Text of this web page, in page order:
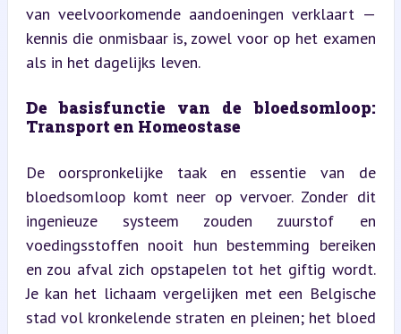
van veelvoorkomende aandoeningen verklaart —
kennis die onmisbaar is, zowel voor op het examen
als in het dagelijks leven.
De basisfunctie van de bloedsomloop:
Transport en Homeostase
De oorspronkelijke taak en essentie van de
bloedsomloop komt neer op vervoer. Zonder dit
ingenieuze systeem zouden zuurstof en
voedingsstoffen nooit hun bestemming bereiken
en zou afval zich opstapelen tot het giftig wordt.
Je kan het lichaam vergelijken met een Belgische
stad vol kronkelende straten en pleinen; het bloed